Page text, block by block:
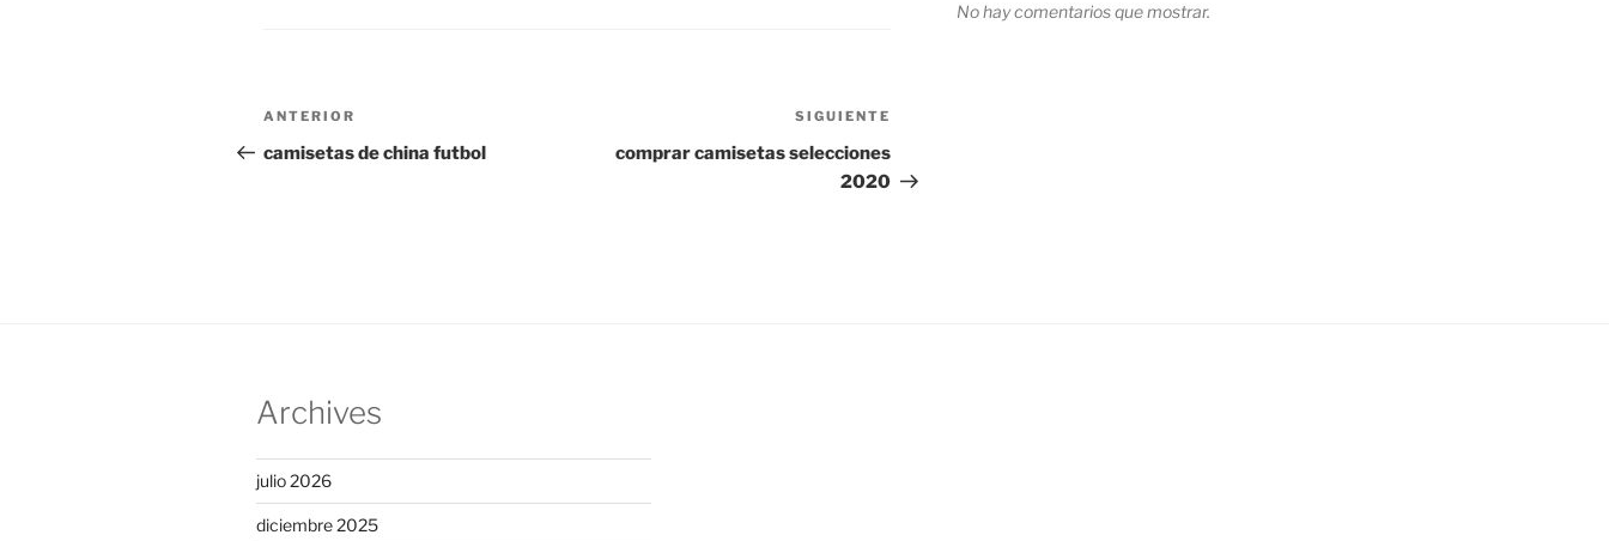
Navegación
de
Entrada
anterior:
ANTERIOR
camisetas de china futbol
entrada
SIGUIENTE
comprar camisetas selecciones
2020
No hay comentarios que mostrar.
Archives
julio 2026
diciembre 2025